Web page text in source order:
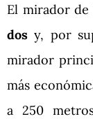
El mirador
dos y, por
mirador
más
a 250